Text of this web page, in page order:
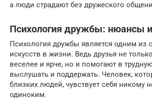
а люди страдают без дружеского
Психология дружбы: нюансы
Психология дружбы является одним из
искусств в жизни. Ведь друзья не
веселее и ярче, но и помогают в
выслушать и поддержать. Человек,
близких людей, чувствует себя никому
одиноким.